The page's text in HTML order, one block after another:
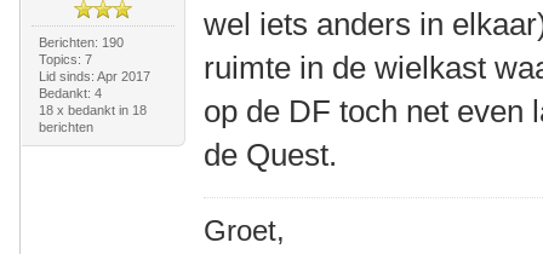
Berichten: 190
Topics: 7
Lid sinds: Apr 2017
Bedankt: 4
18 x bedankt in 18
berichten
wel iets anders in
ruimte in de wielkast
op de DF toch net even
de Quest.
Groet,